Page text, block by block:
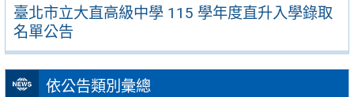
臺北市立大直高級中學 115 學年度直升入學錄取
名單公告
依公告類別彙總